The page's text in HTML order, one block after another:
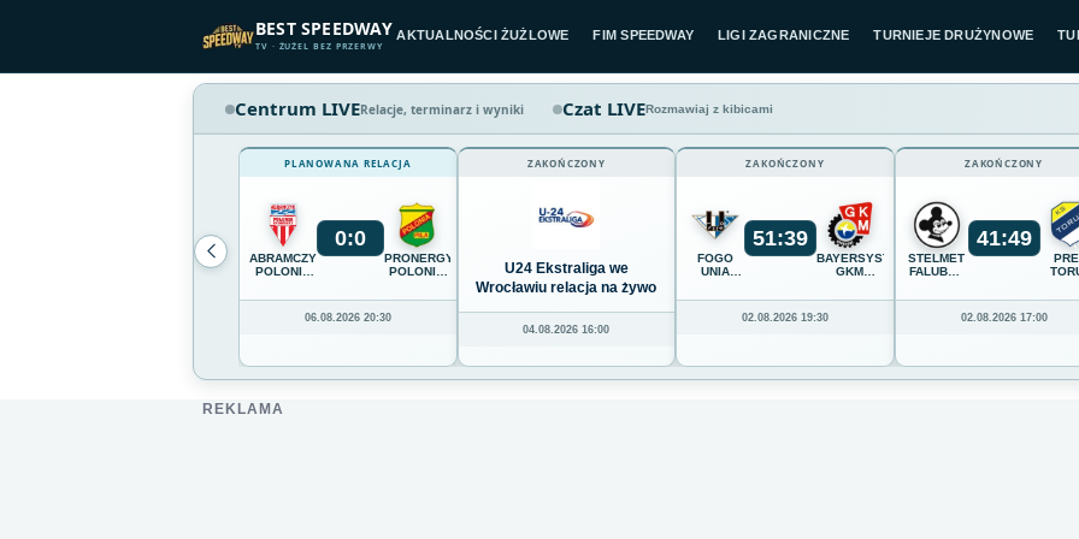
BEST SPEEDWAY
TV · ŻUŻEL BEZ PRZERWY
AKTUALNOŚCI ŻUŻLOWE FIM SPEEDWAY LIGI ZAGRANICZNE TURNIEJE DRUŻYNOWE
Centrum LIVERelacje, terminarz i wyniki Czat LIVERozmawiaj z kibicami
PLANOWANA RELACJA
ABRAMCZYK
POLONIA
0:0
PRONERGY
POLONIA
06.08.2026 20:30
ZAKOŃCZONY
U24 Ekstraliga we
Wrocławiu relacja na żywo
04.08.2026 16:00
ZAKOŃCZONY
FOGO
UNIA
51:39
BAYERSYSTEM
GKM
02.08.2026 19:30
ZAKOŃCZONY
STELMET
FALUBAZ
GÓRA
41:49
02.08.2026 17:00
REKLAMA